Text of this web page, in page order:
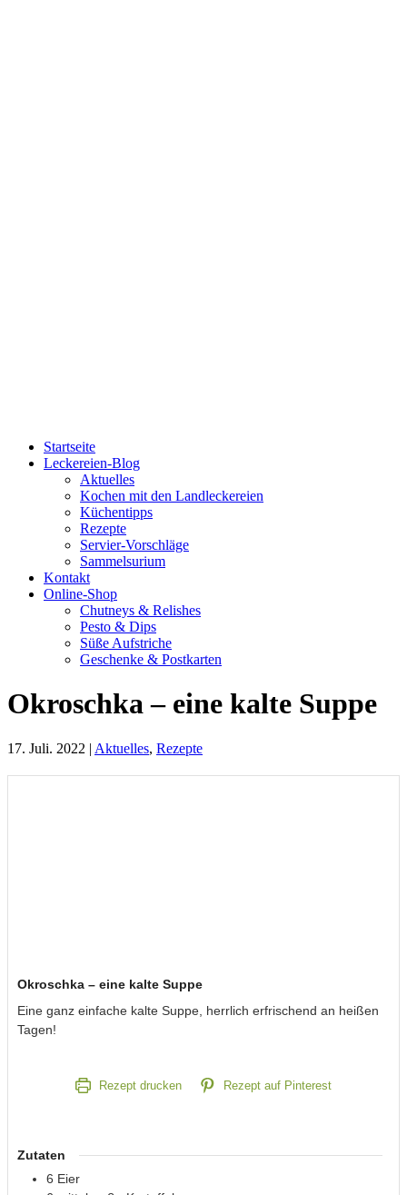
Startseite
Leckereien-Blog
Aktuelles
Kochen mit den Landleckereien
Küchentipps
Rezepte
Servier-Vorschläge
Sammelsurium
Kontakt
Online-Shop
Chutneys & Relishes
Pesto & Dips
Süße Aufstriche
Geschenke & Postkarten
Okroschka – eine kalte Suppe
17. Juli. 2022 | Aktuelles, Rezepte
Okroschka – eine kalte Suppe
Eine ganz einfache kalte Suppe, herrlich erfrischend an heißen
Tagen!
Rezept drucken Rezept auf Pinterest
Zutaten
6 Eier